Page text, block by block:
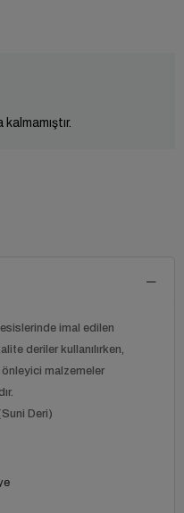
imal edilen
deriler kullanılırken,
malzemeler
Deri)